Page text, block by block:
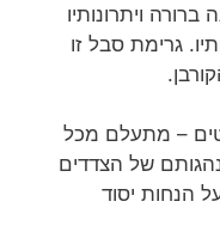
ויתרונותיו
גרימת סבל זו
– מתעלם מכל
של הצדדים
הנחות יסוד